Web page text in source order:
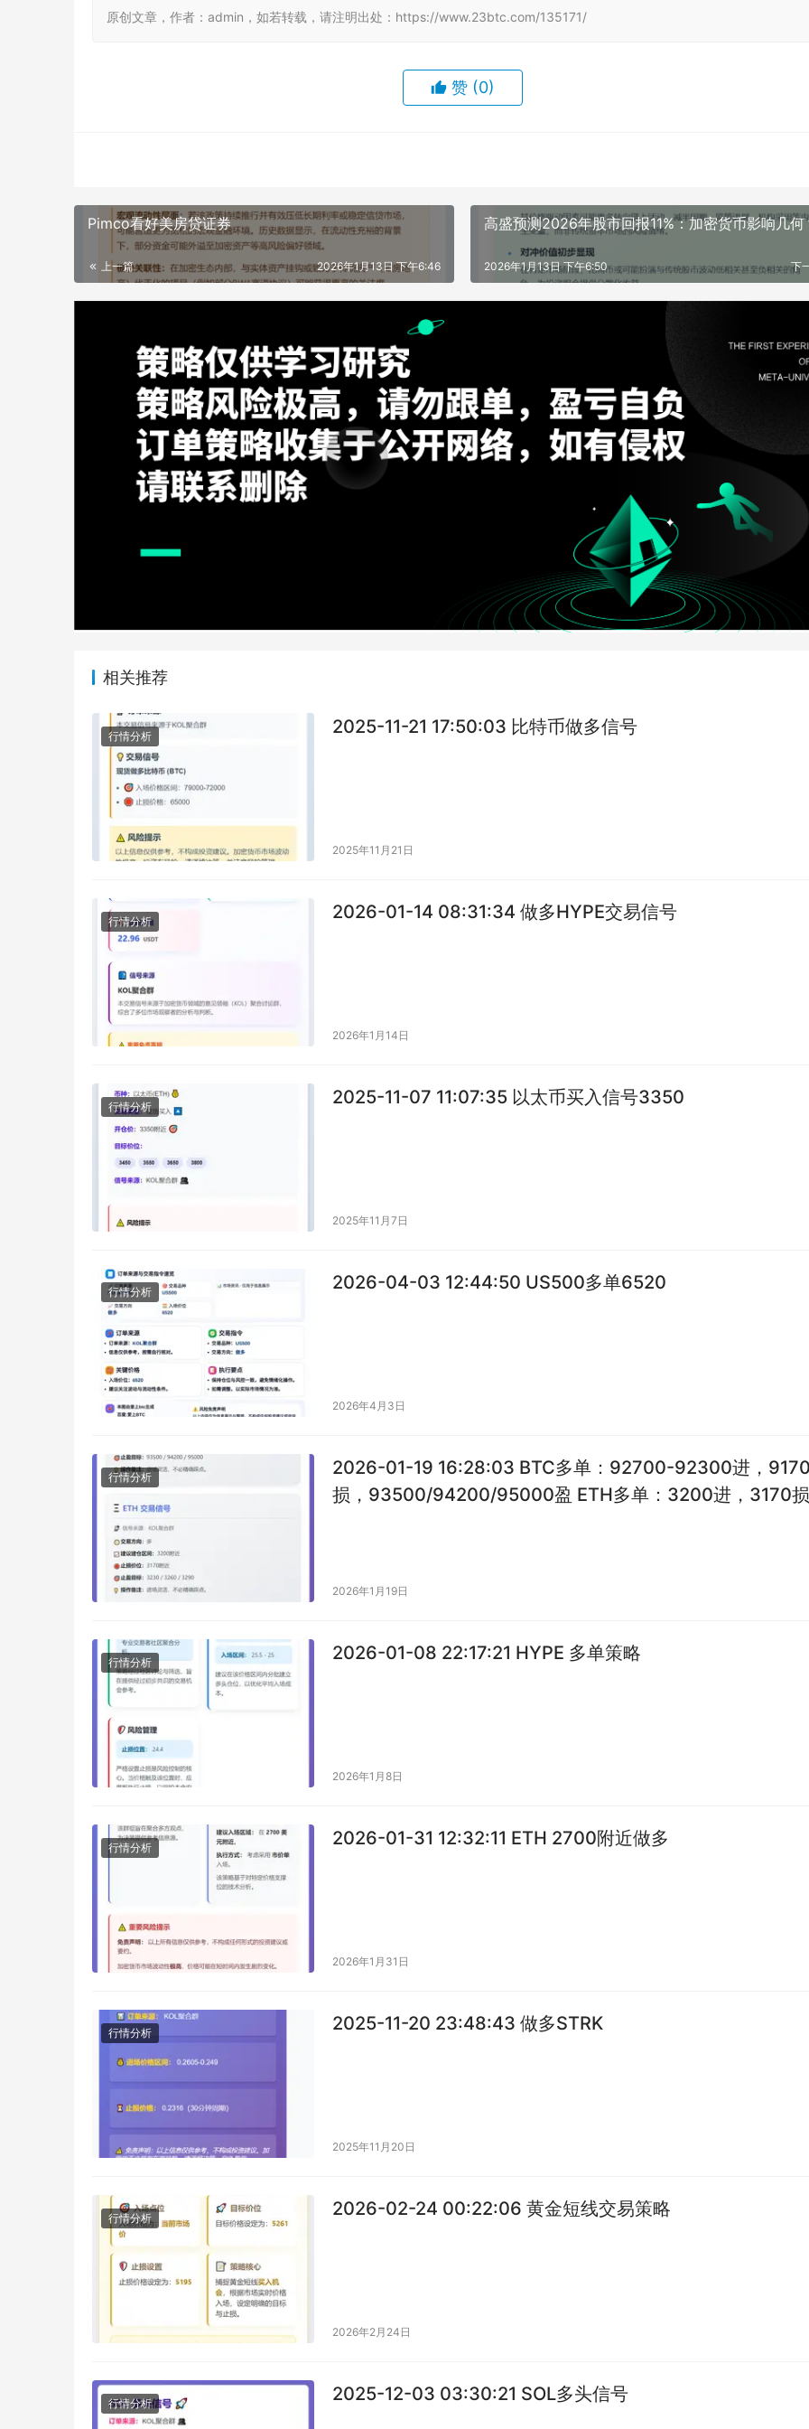
原创文章，作者：admin，如若转载，请注明出处：https://www.23btc.com/135171/
赞 (0)
Pimco看好美房贷证券
上一篇 2026年1月13日 下午6:46
高盛预测2026年股市回报11%：加密货币影响几何
下
2026年1月13日 下午6:50
相关推荐
行情分析 2025-11-21 17:50:03 比特币做多信号
2025年11月21日
行情分析 2026-01-14 08:31:34 做多HYPE交易信号
2026年1月14日
行情分析 2025-11-07 11:07:35 以太币买入信号3350
2025年11月7日
行情分析 2026-04-03 12:44:50 US500多单6520
2026年4月3日
行情分析
2026-01-19 16:28:03 BTC多单：92700-92300进，
损，93500/94200/95000盈 ETH多单：3200进，3170
2026年1月19日
行情分析 2026-01-08 22:17:21 HYPE 多单策略
2026年1月8日
行情分析 2026-01-31 12:32:11 ETH 2700附近做多
2026年1月31日
行情分析 2025-11-20 23:48:43 做多STRK
2025年11月20日
行情分析 2026-02-24 00:22:06 黄金短线交易策略
2026年2月24日
行情分析 2025-12-03 03:30:21 SOL多头信号